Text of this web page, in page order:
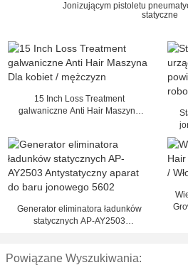
Jonizującym pistoletu
statyczne
15 Inch Loss Treatment
galwaniczne Anti Hair Maszyna
Generator eliminatora ładunków
statycznych AP-AY2503
Powiązane Wyszukiwania: